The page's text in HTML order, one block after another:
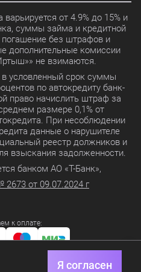
варьируется от 4.9% до 15% и
суммы займа и кредитной
без штрафов и
дополнительные комиссии
не взимаются.
условленный срок суммы
по автокредиту банк-
право начислить штраф за
размере 0,1% от
При несоблюдении
данные о нарушителе
реестр должников и
взыскания задолженности.
банком АО «Т-Банк»,
от 09.07.2024 г
к оплате:
персональных данных
Я согласен